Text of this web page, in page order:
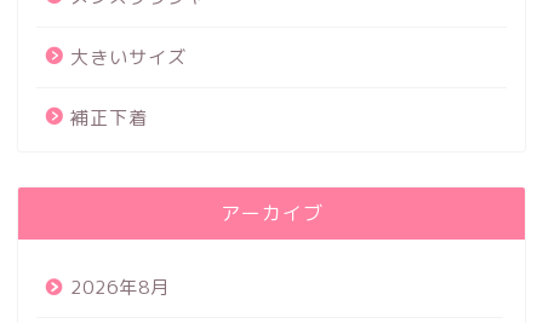
大きいサイズ
補正下着
アーカイブ
2026年8月